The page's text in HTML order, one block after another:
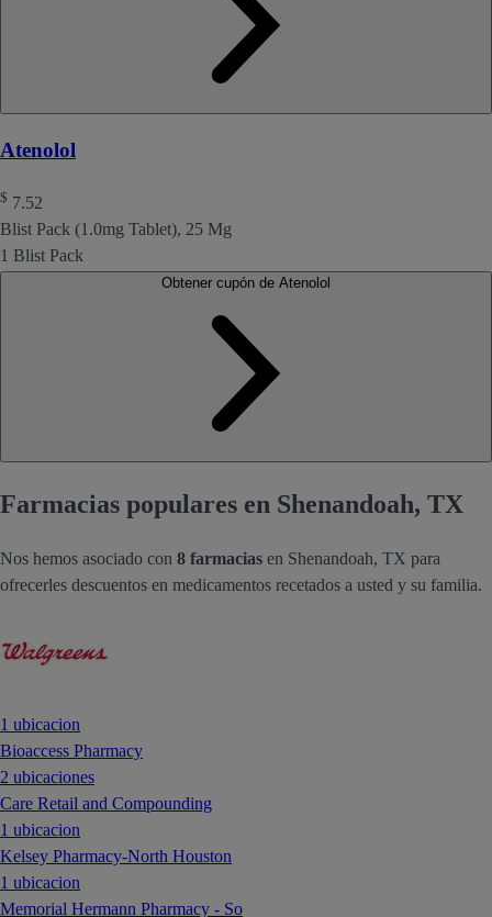
Atenolol
$ 7.52
Blist Pack (1.0mg Tablet), 25 Mg
1 Blist Pack
Farmacias populares en Shenandoah, TX
Nos hemos asociado con 8 farmacias en Shenandoah, TX para
ofrecerles descuentos en medicamentos recetados a usted y su familia.
1 ubicacion
Bioaccess Pharmacy
2 ubicaciones
Care Retail and Compounding
1 ubicacion
Kelsey Pharmacy-North Houston
1 ubicacion
Memorial Hermann Pharmacy - So